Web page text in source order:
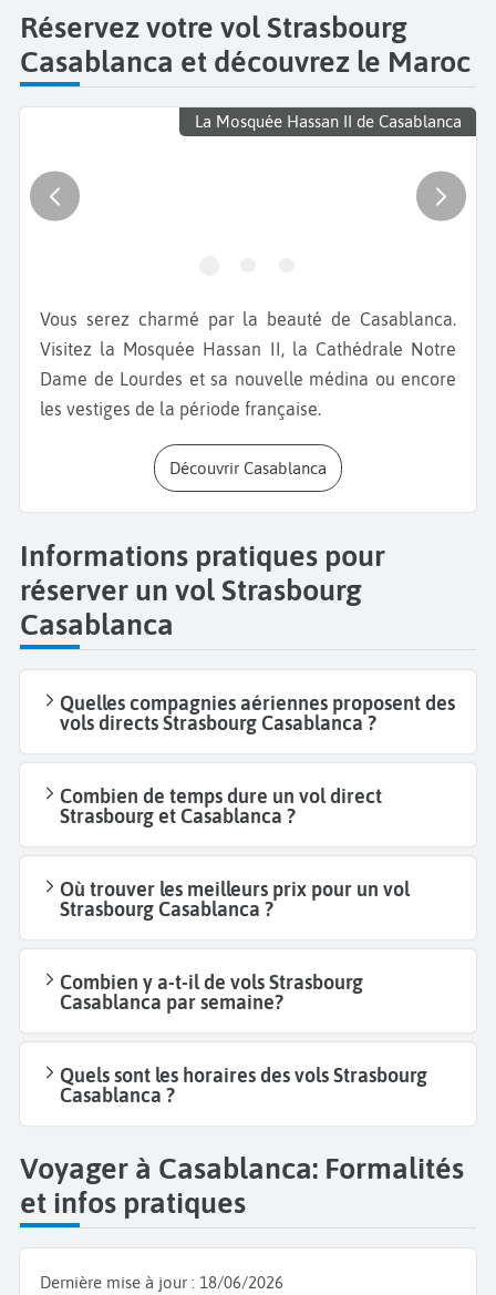
Réservez votre vol Strasbourg
Casablanca et découvrez le Maroc
La Mosquée Hassan II de Casablanca
Vous serez charmé par la beauté de Casablanca.
Visitez la Mosquée Hassan II, la Cathédrale Notre
Dame de Lourdes et sa nouvelle médina ou encore
les vestiges de la période française.
Découvrir Casablanca
Informations pratiques pour
réserver un vol Strasbourg
Casablanca
Quelles compagnies aériennes proposent des
vols directs Strasbourg Casablanca ?
Combien de temps dure un vol direct
Strasbourg et Casablanca ?
Où trouver les meilleurs prix pour un vol
Strasbourg Casablanca ?
Combien y a-t-il de vols Strasbourg
Casablanca par semaine?
Quels sont les horaires des vols Strasbourg
Casablanca ?
Voyager à Casablanca: Formalités
et infos pratiques
Dernière mise à jour : 18/06/2026